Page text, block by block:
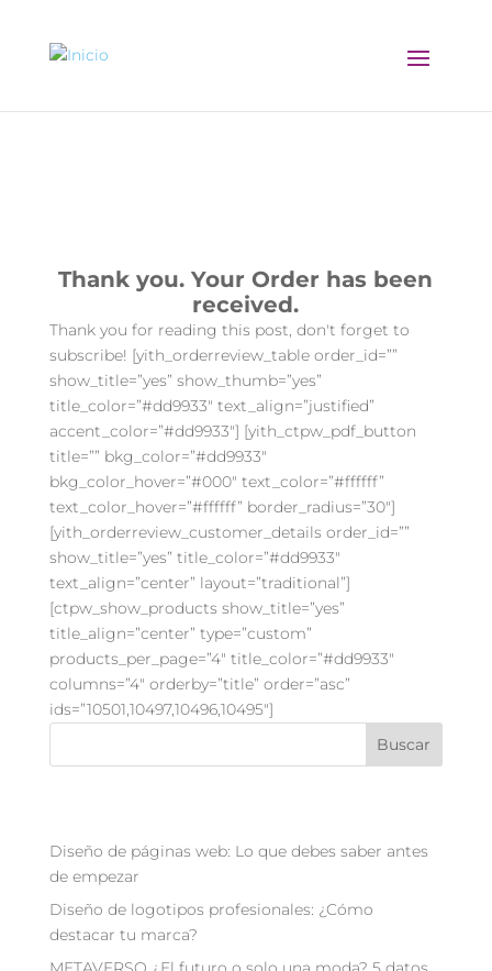
Thank you. Your Order has been
received.
Thank you for reading this post, don't forget to
subscribe! [yith_orderreview_table order_id=””
show_title=”yes” show_thumb=”yes”
title_color=”#dd9933″ text_align=”justified”
accent_color=”#dd9933″] [yith_ctpw_pdf_button
title=”” bkg_color=”#dd9933″
bkg_color_hover=”#000″ text_color=”#ffffff”
text_color_hover=”#ffffff” border_radius=”30″]
[yith_orderreview_customer_details order_id=””
show_title=”yes” title_color=”#dd9933″
text_align=”center” layout=”traditional”]
[ctpw_show_products show_title=”yes”
title_align=”center” type=”custom”
products_per_page=”4″ title_color=”#dd9933″
columns=”4″ orderby=”title” order=”asc”
ids=”10501,10497,10496,10495″]
Buscar
Diseño de páginas web: Lo que debes saber antes
de empezar
Diseño de logotipos profesionales: ¿Cómo
destacar tu marca?